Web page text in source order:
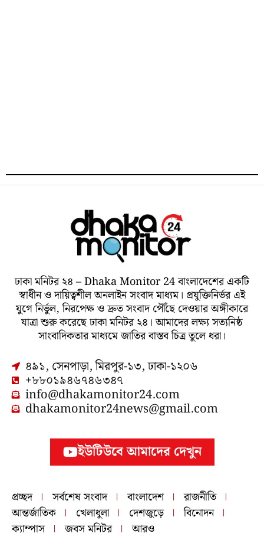
ঢাকা মনিটর ২৪ – Dhaka Monitor 24 বাংলাদেশের একটি
স্বাধীন ও দায়িত্বশীল অনলাইন সংবাদ মাধ্যম। প্রযুক্তিনির্ভর এই
যুগে নির্ভুল, নিরপেক্ষ ও দ্রুত সংবাদ পৌঁছে দেওয়ার অঙ্গীকারে
যাত্রা শুরু করেছে ঢাকা মনিটর ২৪। আমাদের লক্ষ্য সত্যনিষ্ঠ
সাংবাদিকতার মাধ্যমে জাতির বাস্তব চিত্র তুলে ধরা।
৪৯১, সেনপাড়া, মিরপুর-১৩, ঢাকা-১২০৬
+৮৮০১৯৪৬৭৪৬৩৪৭
info@dhakamonitor24.com
dhakamonitor24news@gmail.com
ইউটিউবে আমাদের দেখুন
প্রচ্ছদ সর্বশেষ সংবাদ বাংলাদেশ
রাজনীতি
আন্তর্জাতিক
খেলাধুলা দেশজুড়ে
বিনোদন
ক্যাম্পাস
জবস মনিটর আরও